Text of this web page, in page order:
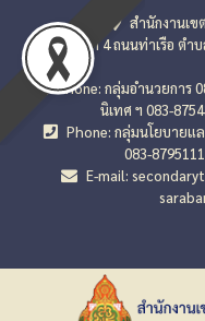
สำนักงานเ
เลขที่ 4 ถนนท่าเรือ ตำ
Phone: กลุ่มอำนวยการ
นิเทศ ฯ 083-
Phone: กลุ่มนโยบายแ
083-
E-mail: